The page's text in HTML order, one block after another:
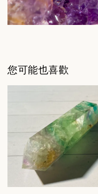
您可能也喜歡